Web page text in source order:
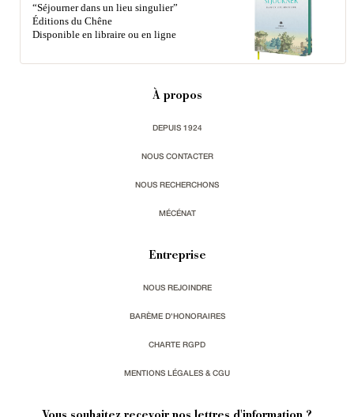
“Séjourner dans un lieu singulier”
Éditions du Chêne
Disponible en libraire ou en ligne
À propos
DEPUIS 1924
NOUS CONTACTER
NOUS RECHERCHONS
MÉCÉNAT
Entreprise
NOUS REJOINDRE
BARÈME D'HONORAIRES
CHARTE RGPD
MENTIONS LÉGALES & CGU